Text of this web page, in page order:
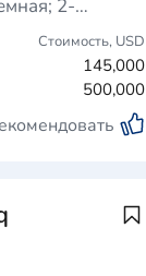
Стоимость, USD
145,000
500,000